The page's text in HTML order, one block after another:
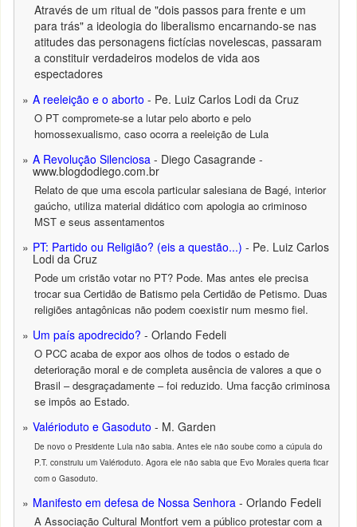
Através de um ritual de "dois passos para frente e um
para trás" a ideologia do liberalismo encarnando-se nas
atitudes das personagens fictícias novelescas, passaram
a constituir verdadeiros modelos de vida aos
espectadores
A reeleição e o aborto - Pe. Luiz Carlos Lodi da Cruz
O PT compromete-se a lutar pelo aborto e pelo
homossexualismo, caso ocorra a reeleição de Lula
A Revolução Silenciosa - Diego Casagrande -
www.blogdodiego.com.br
Relato de que uma escola particular salesiana de Bagé, interior
gaúcho, utiliza material didático com apologia ao criminoso
MST e seus assentamentos
PT: Partido ou Religião? (eis a questão...) - Pe. Luiz Carlos
Lodi da Cruz
Pode um cristão votar no PT? Pode. Mas antes ele precisa
trocar sua Certidão de Batismo pela Certidão de Petismo. Duas
religiões antagônicas não podem coexistir num mesmo fiel.
Um país apodrecido? - Orlando Fedeli
O PCC acaba de expor aos olhos de todos o estado de
deterioração moral e de completa ausência de valores a que o
Brasil – desgraçadamente – foi reduzido. Uma facção criminosa
se impôs ao Estado.
Valérioduto e Gasoduto - M. Garden
De novo o Presidente Lula não sabia. Antes ele não soube como a cúpula do
P.T. construiu um Valérioduto. Agora ele não sabia que Evo Morales queria ficar
com o Gasoduto.
Manifesto em defesa de Nossa Senhora - Orlando Fedeli
A Associação Cultural Montfort vem a público protestar com a